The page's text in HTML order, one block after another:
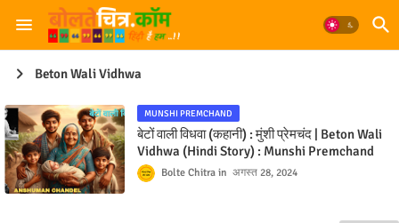
Beton Wali Vidhwa
MUNSHI PREMCHAND
बेटों वाली विधवा (कहानी) : मुंशी प्रेमचंद | Beton Wali
Vidhwa (Hindi Story) : Munshi Premchand
Bolte Chitra अगस्त 28, 2024